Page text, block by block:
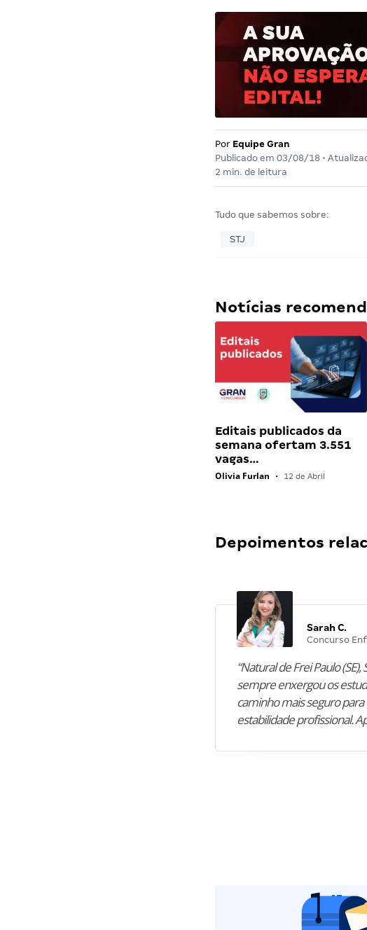
Por Equipe Gran
Publicado em 03/08/18•
2 min. de leitura
Tudo que sabemos sobre:
STJ
Notícias
Editais publicados da
semana ofertam 3.551
vagas…
Olivia Furlan • 12 de Abril
Depoimentos
Sarah C.
Concurso
“Natural de Frei Paulo (SE),
sempre enxergou os
caminho mais seguro
estabilidade profissional.